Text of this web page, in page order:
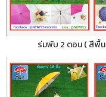
ร่มพับ 2 ตอน ( สีพื้น